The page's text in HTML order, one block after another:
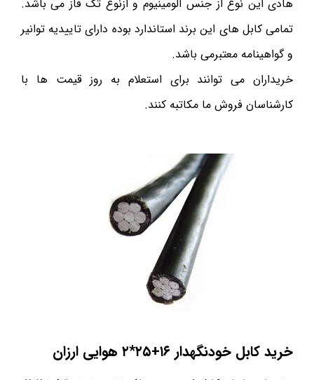
هادی این نوع از جنس آلومینیوم و ازنوع تک فاز می باشد.
تمامی کابل های این برند استاندارد بوده دارای تاییدیه توانیر
و گواهینامه معتبرمی باشد.
خریداران می توانند برای استعلام به روز قیمت ها با
کارشناسان فروش ما مکاتبه کنند.
خرید کابل خودنگهدار ۱۶+۲۵*۲ هوایی ارزان